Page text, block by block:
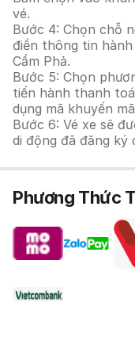
vé.
Bước 4: Chọn chỗ
điền thông tin
Cẩm Phả.
Bước 5: Chọn
tiến hành thanh
dụng mã khuyến
Bước 6: Vé xe sẽ
di động đã đăng ký
Phương Thức